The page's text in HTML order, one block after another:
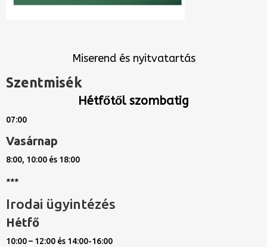
Miserend és nyitvatartás
Szentmisék
Hétfőtől szombatig
07:00
Vasárnap
8:00, 10:00 és 18:00
***
Irodai ügyintézés
Hétfő
10:00 – 12:00 és 14:00-16:00